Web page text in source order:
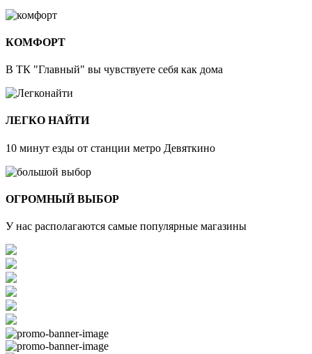
КОМФОРТ
В ТК "Главный" вы чувствуете себя как дома
ЛЕГКО НАЙТИ
10 минут езды от станции метро Девяткино
ОГРОМНЫЙ ВЫБОР
У нас располагаются самые популярные магазины